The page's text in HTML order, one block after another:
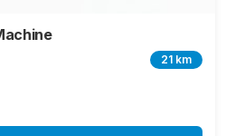
21 km